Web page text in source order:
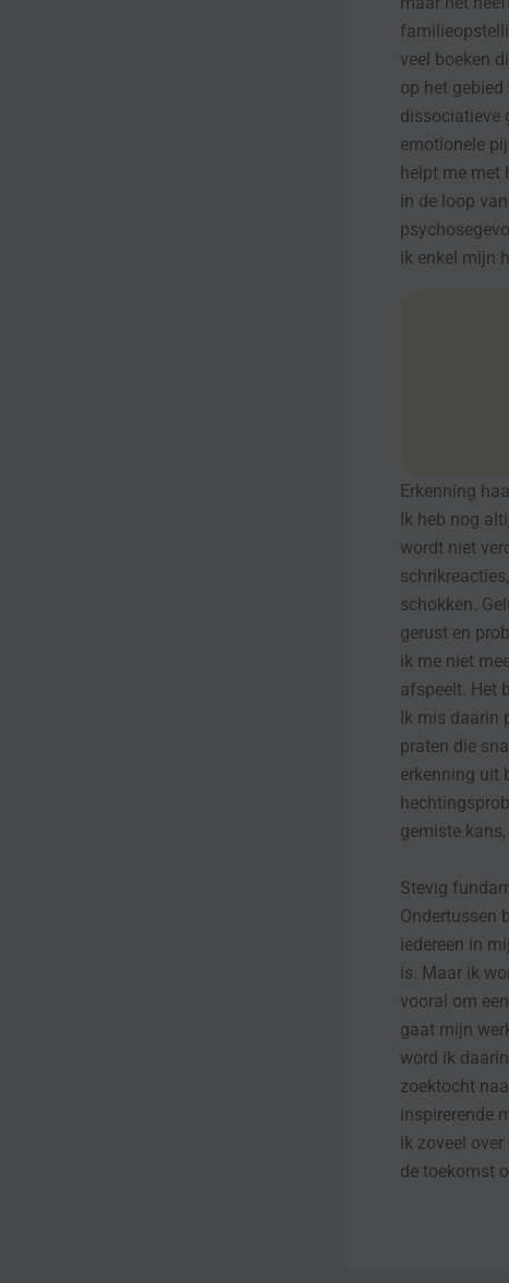
veel boeken
op het
dissociatieve
emotionele
helpt me met
in de loop
ik enkel mijn
Erkenning
Ik heb nog
wordt niet
schokken.
gerust en
ik me niet
afspeelt. Het
Ik mis daarin
praten die
erkenning uit
gemiste
Stevig
Ondertussen
iedereen in
is. Maar ik
vooral om
gaat mijn
word ik
zoektocht
inspirerende
ik zoveel
de toekomst